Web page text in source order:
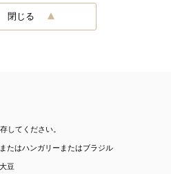
閉じる
してください。
たはハンガリーまたはブラジル
豆